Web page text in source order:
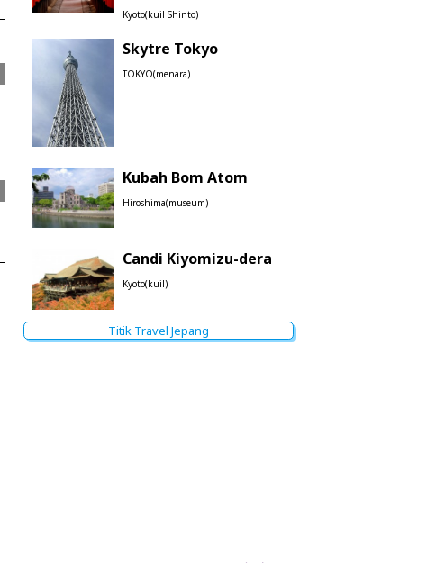
Kyoto(kuil Shinto)
Skytre Tokyo
TOKYO(menara)
Kubah Bom Atom
Hiroshima(museum)
Candi Kiyomizu-dera
Kyoto(kuil)
Titik Travel Jepang